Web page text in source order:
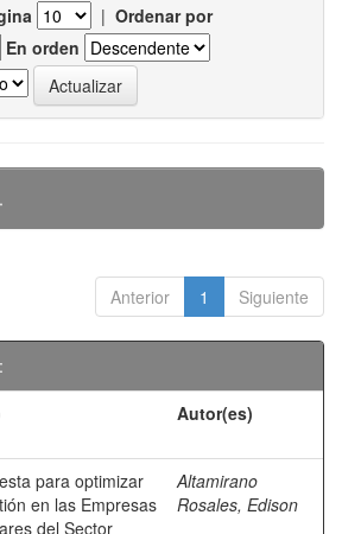
| Ordenar por
En orden
Anterior 1 Siguiente
Autor(es)
para optimizar
en las Empresas
del Sector
Altamirano
Rosales, Edison